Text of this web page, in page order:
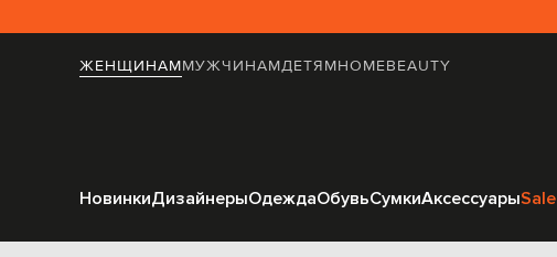
ЖЕНЩИНАММУЖЧИНАМДЕТЯМHOMEBEAUTY
НовинкиДизайнерыОдеждаОбувьСумкиАксессуарыSale